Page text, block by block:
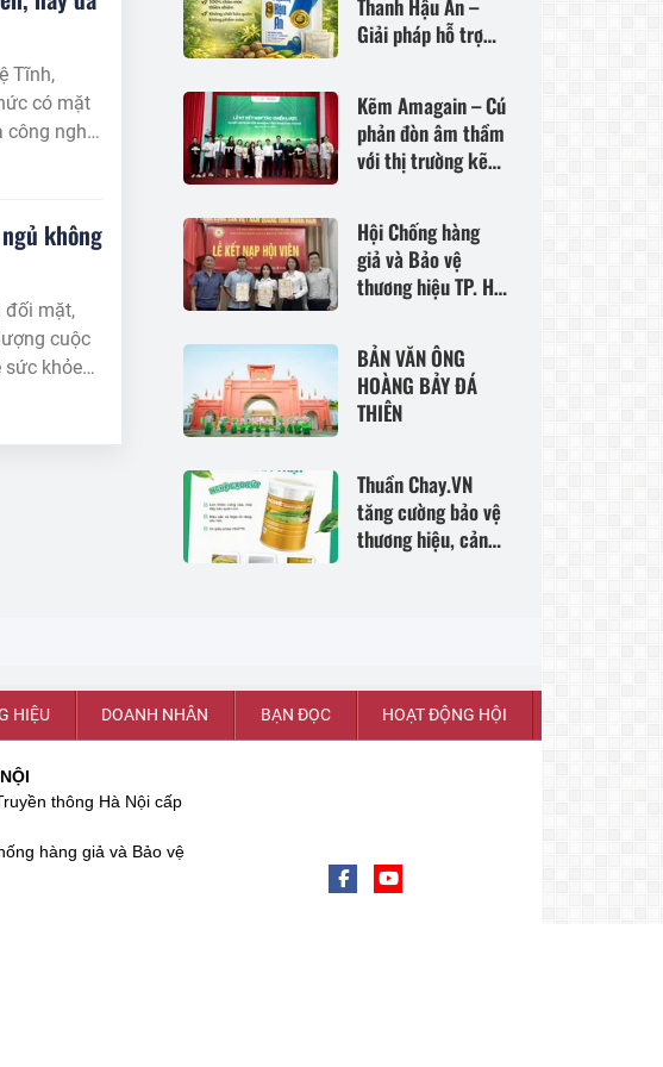
Tĩnh,
có mặt
công nghệ
quả
không
đối mặt,
cuộc
sức khỏe
phục
Thanh Hậu An –
Giải pháp hỗ trợ
thảo dược thiên
nhiên
Kẽm Amagain – Cú
phản đòn âm thầm
với thị trường kẽm
Hội Chống hàng
giả và Bảo vệ
thương hiệu TP. Hà
viên mới, tăng
cường sức mạnh
liên kết vì môi
trường kinh doanh
BẢN VĂN ÔNG
HOÀNG BẢY ĐÁ
THIÊN
Thuần Chay.VN
tăng cường bảo vệ
thương hiệu, cảnh
HIỆU DOANH NHÂN BẠN ĐỌC HOẠT ĐỘNG HỘI
thông Hà Nội cấp
hàng giả và Bảo vệ